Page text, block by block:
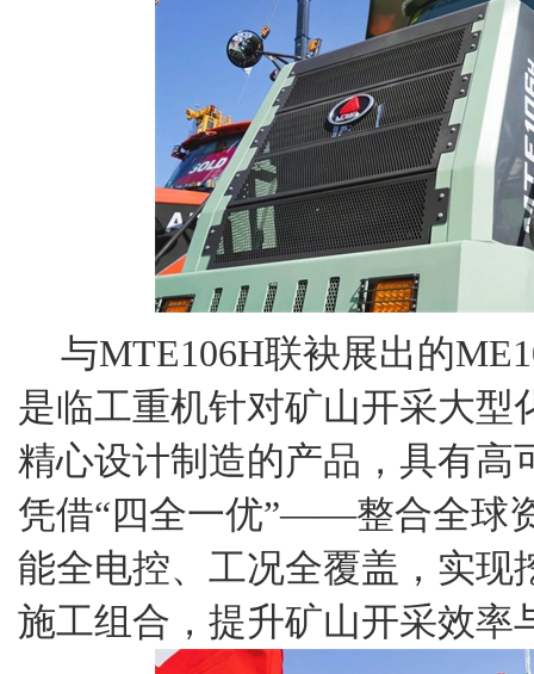
与MTE106H联袂展出的
是临工重机针对矿山开采大型
精心设计制造的产品，具有高
凭借“四全一优”——整合全球
能全电控、工况全覆盖，实现
施工组合，提升矿山开采效率